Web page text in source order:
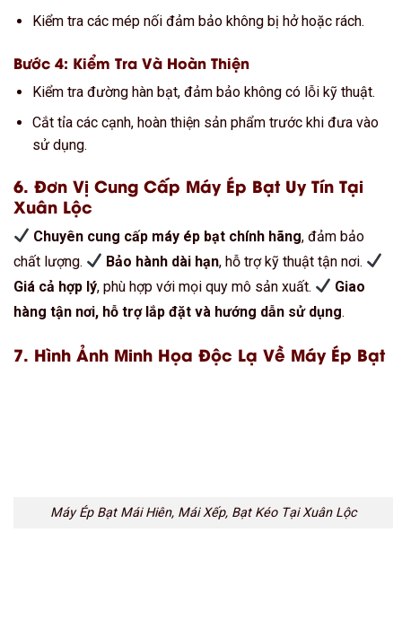
Kiểm tra các mép nối đảm bảo không bị hở hoặc rách.
Bước 4: Kiểm Tra Và Hoàn Thiện
Kiểm tra đường hàn bạt, đảm bảo không có lỗi kỹ thuật.
Cắt tỉa các cạnh, hoàn thiện sản phẩm trước khi đưa vào
sử dụng.
6. Đơn Vị Cung Cấp Máy Ép Bạt Uy Tín Tại
Xuân Lộc
Chuyên cung cấp máy ép bạt chính hãng, đảm bảo
chất lượng.
Bảo hành dài hạn, hỗ trợ kỹ thuật tận nơi.
Giá cả hợp lý, phù hợp với mọi quy mô sản xuất.
Giao
hàng tận nơi, hỗ trợ lắp đặt và hướng dẫn sử dụng.
7. Hình Ảnh Minh Họa Độc Lạ Về Máy Ép Bạt